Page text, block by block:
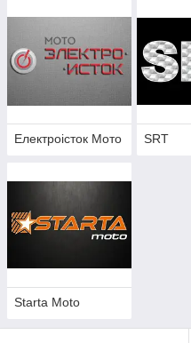
Електроісток Мото SRT
Starta Moto